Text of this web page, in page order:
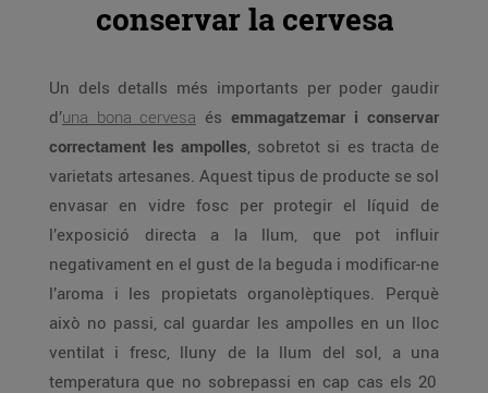
conservar la cervesa
Un dels detalls més importants per poder gaudir
d’una bona cervesa és emmagatzemar i conservar
correctament les ampolles, sobretot si es tracta de
varietats artesanes. Aquest tipus de producte se sol
envasar en vidre fosc per protegir el líquid de
l’exposició directa a la llum, que pot influir
negativament en el gust de la beguda i modificar-ne
l’aroma i les propietats organolèptiques. Perquè
això no passi, cal guardar les ampolles en un lloc
ventilat i fresc, lluny de la llum del sol, a una
temperatura que no sobrepassi en cap cas els 20